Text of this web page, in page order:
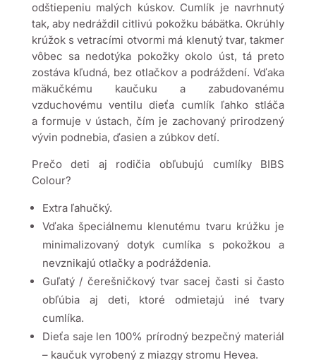
odštiepeniu malých kúskov. Cumlík je navrhnutý
tak, aby nedráždil citlivú pokožku bábätka. Okrúhly
krúžok s vetracími otvormi má klenutý tvar, takmer
vôbec sa nedotýka pokožky okolo úst, tá preto
zostáva kľudná, bez otlačkov a podráždení. Vďaka
mäkučkému kaučuku a zabudovanému
vzduchovému ventilu dieťa cumlík ľahko stláča
a formuje v ústach, čím je zachovaný prirodzený
vývin podnebia, ďasien a zúbkov detí.
Prečo deti aj rodičia obľubujú cumlíky BIBS
Colour?
Extra ľahučký.
Vďaka špeciálnemu klenutému tvaru krúžku je
minimalizovaný dotyk cumlíka s pokožkou a
nevznikajú otlačky a podráždenia.
Guľatý / čerešničkový tvar sacej časti si často
obľúbia aj deti, ktoré odmietajú iné tvary
cumlíka.
Dieťa saje len 100% prírodný bezpečný materiál
– kaučuk vyrobený z miazgy stromu Hevea.